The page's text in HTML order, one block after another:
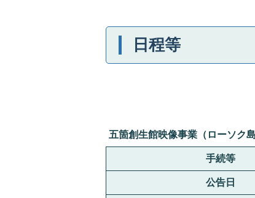
日程等
五箇創生館映像事業（ローソク
手続等
公告日